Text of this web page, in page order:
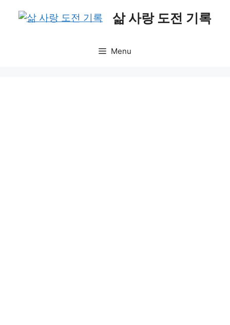
삶 사랑 도전 기록
Menu